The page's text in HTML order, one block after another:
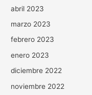
abril 2023
marzo 2023
febrero 2023
enero 2023
diciembre 2022
noviembre 2022